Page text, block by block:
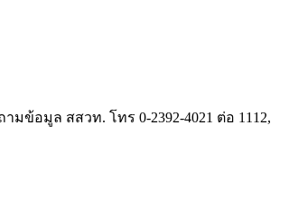
มข้อมูล สสวท. โทร 0-2392-4021 ต่อ 1112,